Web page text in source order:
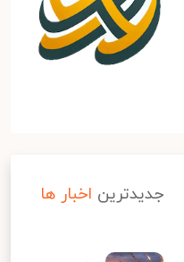
جدیدترین اخبار ها